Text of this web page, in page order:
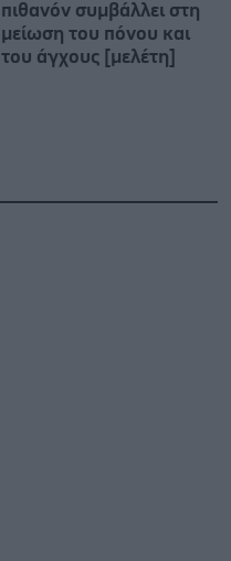
πιθανόν συμβάλλει στη
μείωση του πόνου και
του άγχους [μελέτη]